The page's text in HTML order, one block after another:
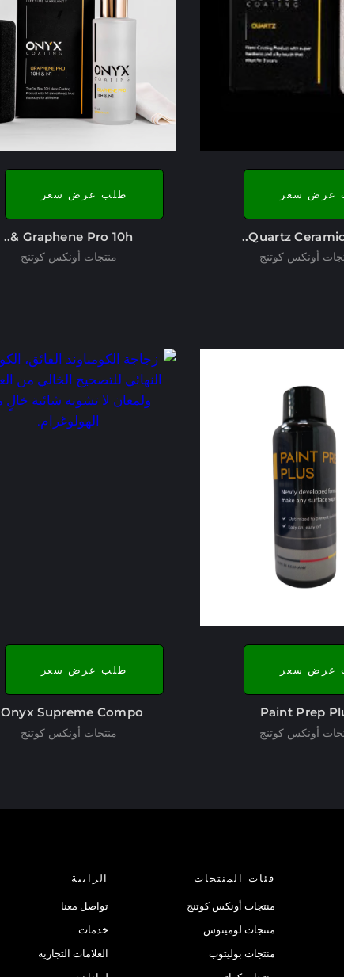
عرض سعر
Quartz Ceramic
أونكس كوتنج
طلب عرض سعر
Graphene Pro 10h &..
منتجات أونكس كوتنج
عرض سعر
Paint Prep
أونكس كوتنج
طلب عرض سعر
Onyx Supreme Compo..
منتجات أونكس كوتنج
فئات المنتجات
منتجات أونكس كوتنج
منتجات لومينوس
منتجات بوليتوب
الرابية
تواصل معنا
خدمات
العلامات التجارية